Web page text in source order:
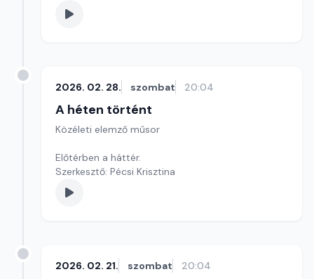
2026. 02. 28. szombat 20:04
A héten történt
Közéleti elemző műsor
Előtérben a háttér.
Szerkesztő: Pécsi Krisztina
2026. 02. 21. szombat 20:04